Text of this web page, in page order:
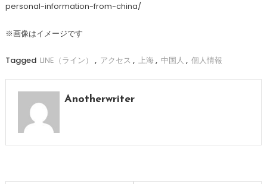
personal-information-from-china/
※画像はイメージです
Tagged LINE（ライン） , アクセス , 上海 , 中国人 , 個人情報
Anotherwriter